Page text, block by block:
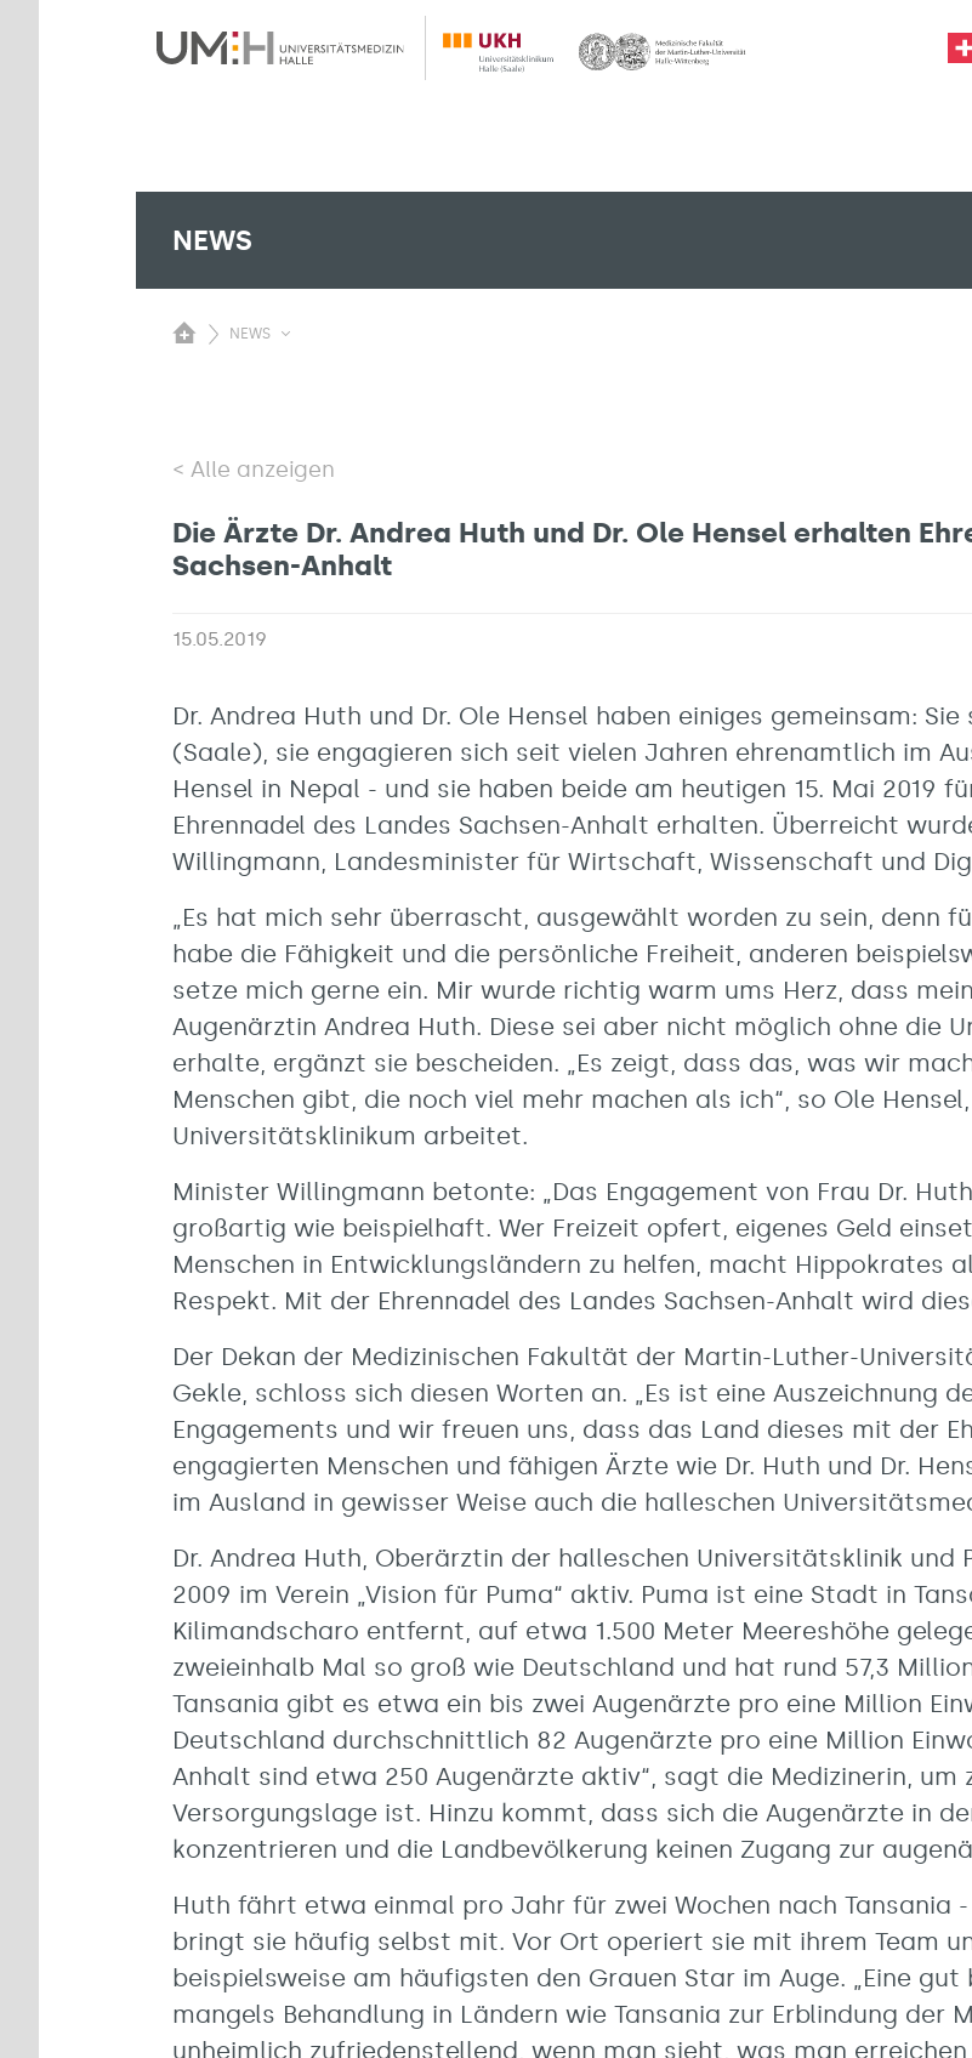
NEWS
NEWS
Alle anzeigen
Die Ärzte Dr. Andrea Huth und Dr. Ole Hensel erhalten
Sachsen-Anhalt
15.05.2019
Dr. Andrea Huth und Dr. Ole Hensel haben einiges gemeinsam:
(Saale), sie engagieren sich seit vielen Jahren ehrenamtlich im
Hensel in Nepal - und sie haben beide am heutigen 15. Mai 2019
Ehrennadel des Landes Sachsen-Anhalt erhalten. Überreicht
Willingmann, Landesminister für Wirtschaft, Wissenschaft und
„Es hat mich sehr überrascht, ausgewählt worden zu sein, denn
habe die Fähigkeit und die persönliche Freiheit, anderen
setze mich gerne ein. Mir wurde richtig warm ums Herz, dass
Augenärztin Andrea Huth. Diese sei aber nicht möglich ohne die
erhalte, ergänzt sie bescheiden. „Es zeigt, dass das, was wir
Menschen gibt, die noch viel mehr machen als ich“, so Ole
Universitätsklinikum arbeitet.
Minister Willingmann betonte: „Das Engagement von Frau Dr.
großartig wie beispielhaft. Wer Freizeit opfert, eigenes Geld
Menschen in Entwicklungsländern zu helfen, macht Hippokrates
Respekt. Mit der Ehrennadel des Landes Sachsen-Anhalt wird
Der Dekan der Medizinischen Fakultät der Martin-Luther-
Gekle, schloss sich diesen Worten an. „Es ist eine Auszeichnung
Engagements und wir freuen uns, dass das Land dieses mit der
engagierten Menschen und fähigen Ärzte wie Dr. Huth und Dr.
im Ausland in gewisser Weise auch die halleschen
Dr. Andrea Huth, Oberärztin der halleschen Universitätsklinik und
2009 im Verein „Vision für Puma“ aktiv. Puma ist eine Stadt in
Kilimandscharo entfernt, auf etwa 1.500 Meter Meereshöhe
zweieinhalb Mal so groß wie Deutschland und hat rund 57,3
Tansania gibt es etwa ein bis zwei Augenärzte pro eine Million
Deutschland durchschnittlich 82 Augenärzte pro eine Million
Anhalt sind etwa 250 Augenärzte aktiv“, sagt die Medizinerin,
Versorgungslage ist. Hinzu kommt, dass sich die Augenärzte in
konzentrieren und die Landbevölkerung keinen Zugang zur
Huth fährt etwa einmal pro Jahr für zwei Wochen nach Tansania
bringt sie häufig selbst mit. Vor Ort operiert sie mit ihrem Team
beispielsweise am häufigsten den Grauen Star im Auge. „Eine
mangels Behandlung in Ländern wie Tansania zur Erblindung der
unheimlich zufriedenstellend, wenn man sieht, was man